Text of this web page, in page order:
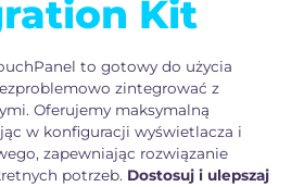
Kit
to gotowy do użycia
zintegrować z
Oferujemy maksymalną
w konfiguracji wyświetlacza i
zapewniając rozwiązanie
potrzeb. Dostosuj i ulepszaj